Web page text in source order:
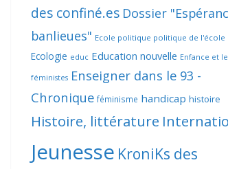
des confiné.es Dossier
banlieues" Ecole politique politique de l'école
Ecologie educ Education nouvelle Enfance et
féministes Enseigner dans le 93 -
Chronique féminisme handicap histoire
Histoire, littérature
Jeunesse KroniKs des